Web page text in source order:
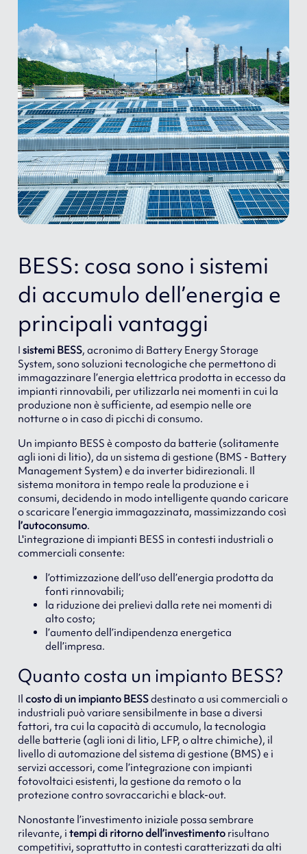
BESS: cosa sono i sistemi
di accumulo dell’energia e
principali vantaggi
I sistemi BESS, acronimo di Battery Energy Storage
System, sono soluzioni tecnologiche che permettono di
immagazzinare l’energia elettrica prodotta in eccesso da
impianti rinnovabili, per utilizzarla nei momenti in cui la
produzione non è sufficiente, ad esempio nelle ore
notturne o in caso di picchi di consumo.
Un impianto BESS è composto da batterie (solitamente
agli ioni di litio), da un sistema di gestione (BMS - Battery
Management System) e da inverter bidirezionali. Il
sistema monitora in tempo reale la produzione e i
consumi, decidendo in modo intelligente quando caricare
o scaricare l’energia immagazzinata, massimizzando così
l’autoconsumo.
L'integrazione di impianti BESS in contesti industriali o
commerciali consente:
l’ottimizzazione dell’uso dell’energia prodotta da
fonti rinnovabili;
la riduzione dei prelievi dalla rete nei momenti di
alto costo;
l’aumento dell’indipendenza energetica
dell’impresa.
Quanto costa un impianto BESS?
Il costo di un impianto BESSdestinato a usi commerciali o
industriali può variare sensibilmente in base a diversi
fattori, tra cui la capacità di accumulo, la tecnologia
delle batterie (agli ioni di litio, LFP, o altre chimiche), il
livello di automazione del sistema di gestione (BMS) e i
servizi accessori, come l’integrazione con impianti
fotovoltaici esistenti, la gestione da remoto o la
protezione contro sovraccarichi e black-out.
Nonostante l’investimento iniziale possa sembrare
rilevante, i tempi di ritorno dell’investimento risultano
competitivi, soprattutto in contesti caratterizzati da alti